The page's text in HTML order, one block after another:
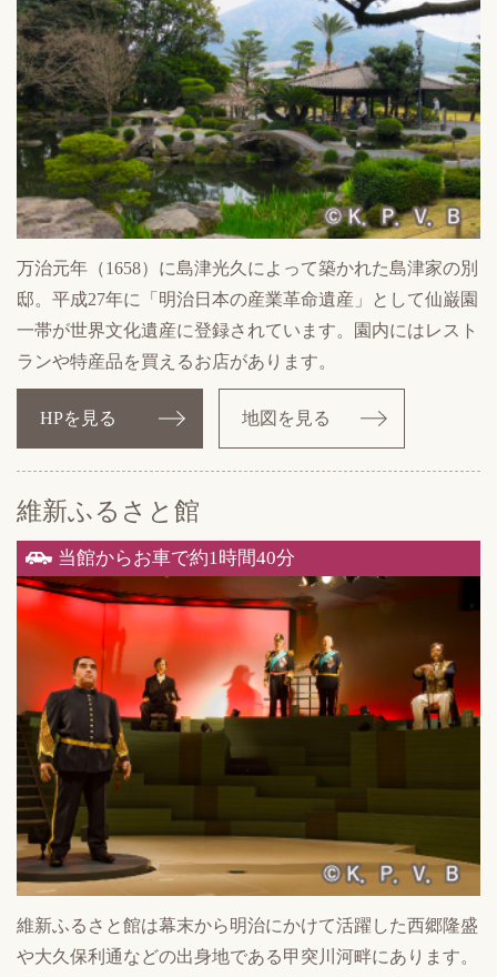
万治元年（1658）に島津光久によって築かれた島津家の別
邸。平成27年に「明治日本の産業革命遺産」として仙巌園
一帯が世界文化遺産に登録されています。園内にはレスト
ランや特産品を買えるお店があります。
HPを見る 地図を見る
維新ふるさと館
当館からお車で約1時間40分
維新ふるさと館は幕末から明治にかけて活躍した西郷隆盛
や大久保利通などの出身地である甲突川河畔にあります。